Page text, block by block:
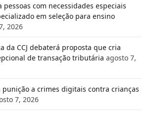
pessoas com necessidades especiais
em seleção para ensino
2026
da CCJ debaterá proposta que cria
de transação tributária agosto 7,
punição a crimes digitais contra crianças
7, 2026